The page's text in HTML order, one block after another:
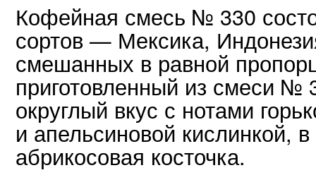
Кофейная смесь № 330
сортов — Мексика,
смешанных в равной
приготовленный из смеси №
округлый вкус с нотами
и апельсиновой кислинкой,
абрикосовая косточка.